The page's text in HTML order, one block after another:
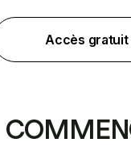
Accès gratuit